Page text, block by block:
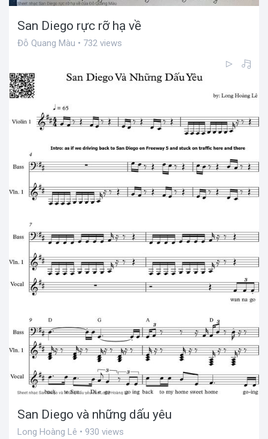
San Diego rực rỡ hạ về
Đỗ Quang Màu • 732 views
San Diego và những dấu yêu
Long Hoàng Lê • 930 views